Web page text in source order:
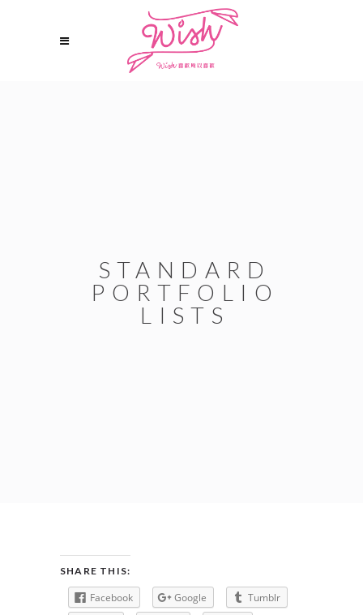
STANDARD
PORTFOLIO
LISTS
SHARE THIS:
Facebook Google
Tumblr